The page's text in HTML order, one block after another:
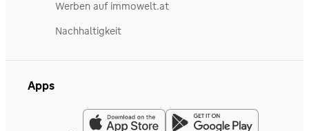
Werben auf immowelt.at
Nachhaltigkeit
Apps